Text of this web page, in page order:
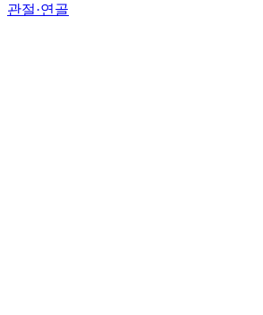
관절·연골